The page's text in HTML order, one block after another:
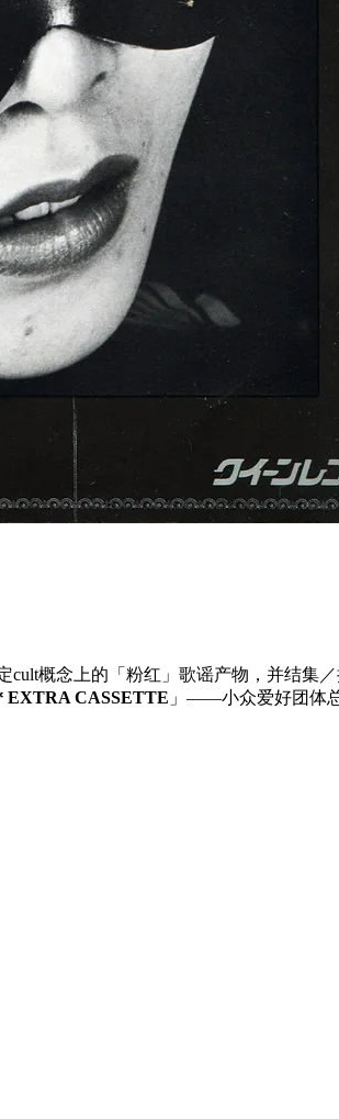
概念上的「粉红」歌谣产物，并结集
EXTRA CASSETTE 」——小众爱好团体